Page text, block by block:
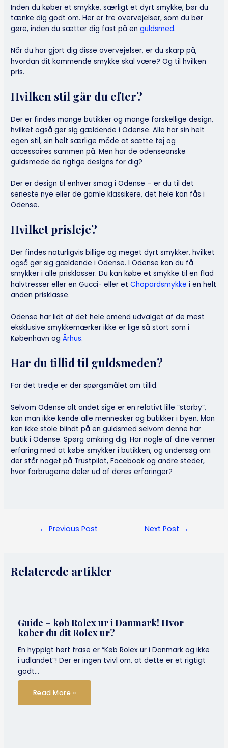
Inden du køber et smykke, særligt et dyrt smykke, bør du
tænke dig godt om. Her er tre overvejelser, som du bør
gøre, inden du sætter dig fast på enguldsmed.
Når du har gjort dig disse overvejelser, er du skarp på,
hvordan dit kommende smykke skal være? Og til hvilken
pris.
Hvilken stil går du efter?
Der er findes mange butikker og mange forskellige design,
hvilket også gør sig gældende i Odense. Alle har sin helt
egen stil, sin helt særlige måde at sætte tøj og
accessoires sammen på. Men har de odenseanske
guldsmede de rigtige designs for dig?
Der er design til enhver smag i Odense – er du til det
seneste nye eller de gamle klassikere, det hele kan fås i
Odense.
Hvilket prisleje?
Der findes naturligvis billige og meget dyrt smykker, hvilket
også gør sig gældende i Odense. I Odense kan du få
smykker i alle prisklasser. Du kan købe et smykke til en flad
halvtresser eller en Gucci- eller etChopardsmykke i en helt
anden prisklasse.
Odense har lidt af det hele omend udvalget af de mest
eksklusive smykkemærker ikke er lige så stort som i
København ogÅrhus.
Har du tillid til guldsmeden?
For det tredje er der spørgsmålet om tillid.
Selvom Odense alt andet sige er en relativt lille ”storby”,
kan man ikke kende alle mennesker og butikker i byen. Man
kan ikke stole blindt på en guldsmed selvom denne har
butik i Odense. Spørg omkring dig. Har nogle af dine venner
erfaring med at købe smykker i butikken, og undersøg om
der står noget på Trustpilot, Facebook og andre steder,
hvor forbrugerne deler ud af deres erfaringer?
← Previous Post Next Post →
Relaterede artikler
Guide – køb Rolex ur i Danmark! Hvor
køber du dit Rolex ur?
En hyppigt hørt frase er “Køb Rolex ur i Danmark og ikke
i udlandet”! Der er ingen tvivl om, at dette er et rigtigt
godt…
Read More »